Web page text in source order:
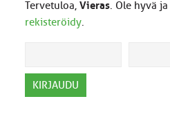
Tervetuloa, Vieras. Ole hyvä ja
rekisteröidy.